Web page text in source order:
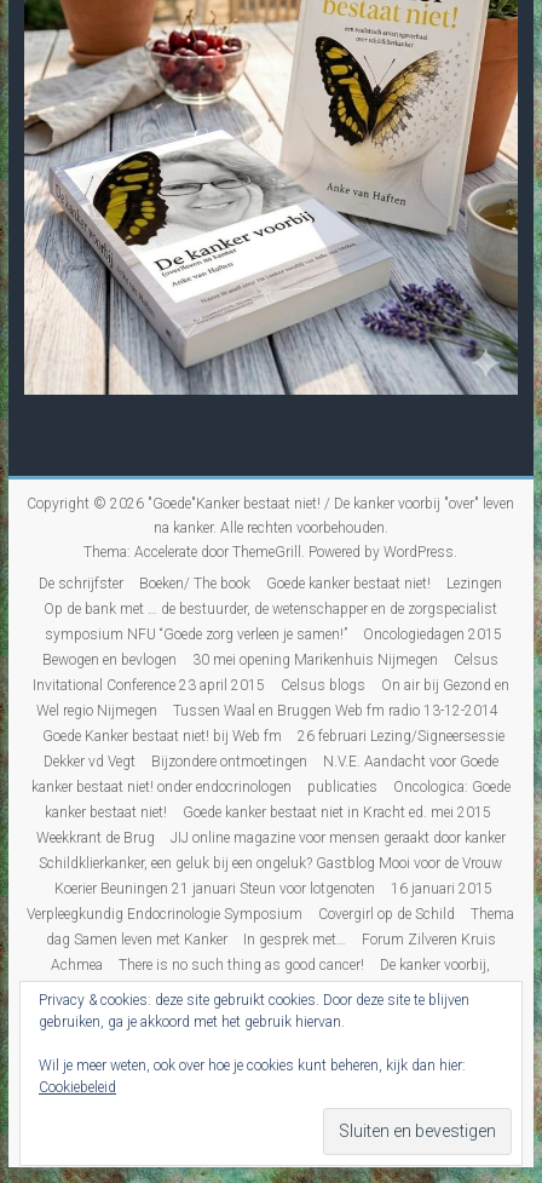
Copyright © 2026 "Goede"Kanker bestaat niet! / De kanker voorbij "over" leven
na kanker. Alle rechten voorbehouden.
Thema:Accelerate door ThemeGrill. Powered byWordPress.
De schrijfster
Boeken/ The book Goede kanker bestaat niet!
Lezingen
Op de bank met … de bestuurder, de wetenschapper en de zorgspecialist
symposium NFU “Goede zorg verleen je samen!”
Oncologiedagen 2015
Bewogen en bevlogen
30 mei opening Marikenhuis Nijmegen
Celsus
Invitational Conference 23 april 2015
Celsus blogs
On air bij Gezond en
Wel regio Nijmegen
Tussen Waal en Bruggen Web fm radio 13-12-2014
Goede Kanker bestaat niet! bij Web fm
26 februari Lezing/Signeersessie
Dekker vd Vegt
Bijzondere ontmoetingen
N.V.E. Aandacht voor Goede
kanker bestaat niet! onder endocrinologen
publicaties
Oncologica: Goede
kanker bestaat niet!
Goede kanker bestaat niet in Kracht ed. mei 2015
Weekkrant de Brug
JIJ online magazine voor mensen geraakt door kanker
Schildklierkanker, een geluk bij een ongeluk? Gastblog Mooi voor de Vrouw
Koerier Beuningen 21 januari Steun voor lotgenoten
16 januari 2015
Verpleegkundig Endocrinologie Symposium
Covergirl op de Schild
Thema
dag Samen leven met Kanker
In gesprek met…
Forum Zilveren Kruis
Achmea
There is no such thing as good cancer!
De kanker voorbij,
“over”leven na kanker
Persbericht Interview Gezond & Wel
‘De kanker
voorbij’ in de Gelderlander
Blogs Blogs Overzicht
Schildklierkanker op de kaart
Leven na schildklierkanker
Onzichtbaar
Ziek
columns Onzichtbaar Ziek
Privacy & cookies: deze site gebruikt cookies. Door deze site te blijven
gebruiken, ga je akkoord met het gebruik hiervan.
Wil je meer weten, ook over hoe je cookies kunt beheren, kijk dan hier:
Cookiebeleid